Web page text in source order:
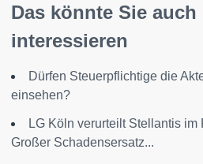
Das könnte Sie auch
interessieren
Dürfen Steuerpflichtige die
einsehen?
LG Köln verurteilt Stellantis
Großer Schadensersatz...